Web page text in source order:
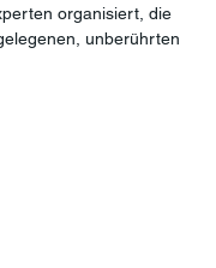
organisiert, die
unberührten